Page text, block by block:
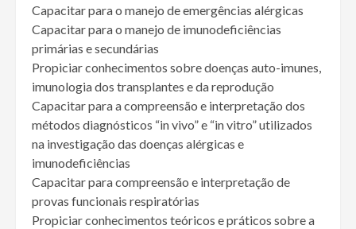
Capacitar para o manejo de emergências alérgicas
Capacitar para o manejo de imunodeficiências
primárias e secundárias
Propiciar conhecimentos sobre doenças auto-imunes,
imunologia dos transplantes e da reprodução
Capacitar para a compreensão e interpretação dos
métodos diagnósticos “in vivo” e “in vitro” utilizados
na investigação das doenças alérgicas e
imunodeficiências
Capacitar para compreensão e interpretação de
provas funcionais respiratórias
Propiciar conhecimentos teóricos e práticos sobre a